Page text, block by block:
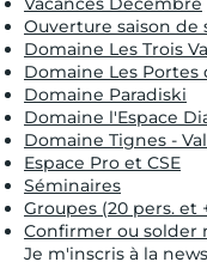
Ouverture saison de
Domaine Les Trois
Domaine Les Portes
Domaine Paradiski
Domaine l'Espace
Domaine Tignes -
Espace Pro et CSE
Séminaires
Groupes (20 pers. et
Confirmer ou solder
Je m'inscris à la